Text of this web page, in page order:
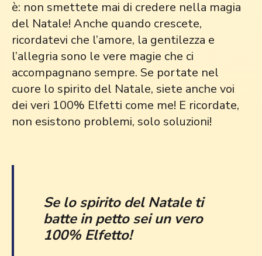
è: non smettete mai di credere nella magia
del Natale! Anche quando crescete,
ricordatevi che l’amore, la gentilezza e
l’allegria sono le vere magie che ci
accompagnano sempre. Se portate nel
cuore lo spirito del Natale, siete anche voi
dei veri 100% Elfetti come me! E ricordate,
non esistono problemi, solo soluzioni!
Se lo spirito del Natale ti
batte in petto sei un vero
100% Elfetto!